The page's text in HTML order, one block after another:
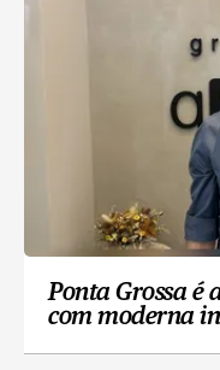
Ponta Grossa é
com moderna